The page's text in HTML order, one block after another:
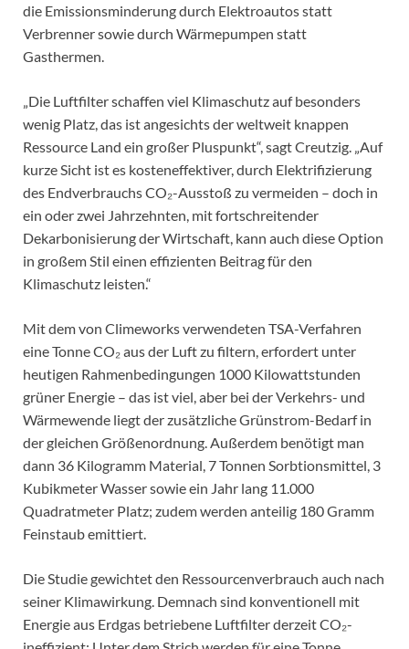
die Emissionsminderung durch Elektroautos statt
Verbrenner sowie durch Wärmepumpen statt
Gasthermen.
„Die Luftfilter schaffen viel Klimaschutz auf besonders
wenig Platz, das ist angesichts der weltweit knappen
Ressource Land ein großer Pluspunkt“, sagt Creutzig. „Auf
kurze Sicht ist es kosteneffektiver, durch Elektrifizierung
des Endverbrauchs CO₂-Ausstoß zu vermeiden – doch in
ein oder zwei Jahrzehnten, mit fortschreitender
Dekarbonisierung der Wirtschaft, kann auch diese Option
in großem Stil einen effizienten Beitrag für den
Klimaschutz leisten.“
Mit dem von Climeworks verwendeten TSA-Verfahren
eine Tonne CO₂ aus der Luft zu filtern, erfordert unter
heutigen Rahmenbedingungen 1000 Kilowattstunden
grüner Energie – das ist viel, aber bei der Verkehrs- und
Wärmewende liegt der zusätzliche Grünstrom-Bedarf in
der gleichen Größenordnung. Außerdem benötigt man
dann 36 Kilogramm Material, 7 Tonnen Sorbtionsmittel, 3
Kubikmeter Wasser sowie ein Jahr lang 11.000
Quadratmeter Platz; zudem werden anteilig 180 Gramm
Feinstaub emittiert.
Die Studie gewichtet den Ressourcenverbrauch auch nach
seiner Klimawirkung. Demnach sind konventionell mit
Energie aus Erdgas betriebene Luftfilter derzeit CO₂-